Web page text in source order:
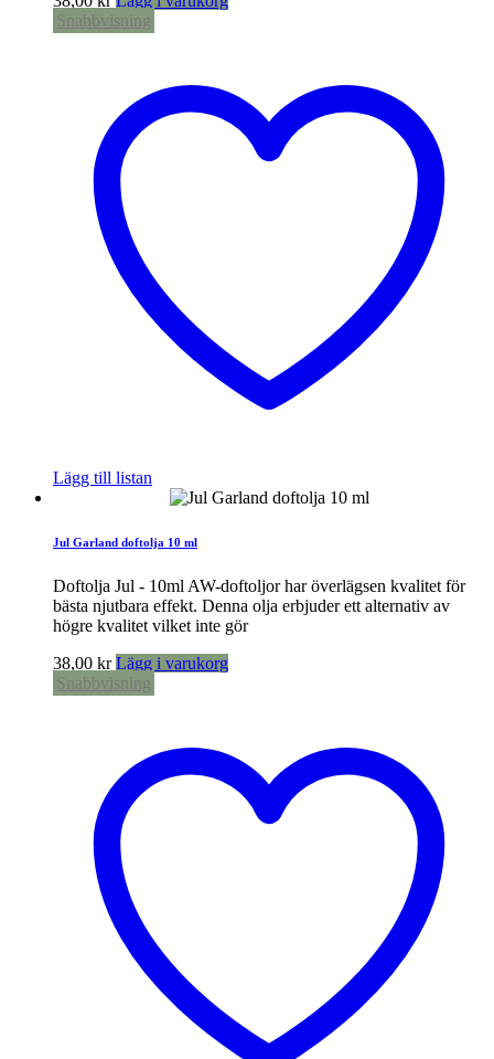
Snabbvisning
Lägg till listan
Jul Garland doftolja 10 ml
Doftolja Jul - 10ml AW-doftoljor har överlägsen kvalitet för
bästa njutbara effekt. Denna olja erbjuder ett alternativ av
högre kvalitet vilket inte gör
38,00 kr Lägg i varukorg
Snabbvisning